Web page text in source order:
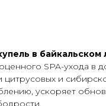
в байкальском
SPA-ухода в
и
ускоряет